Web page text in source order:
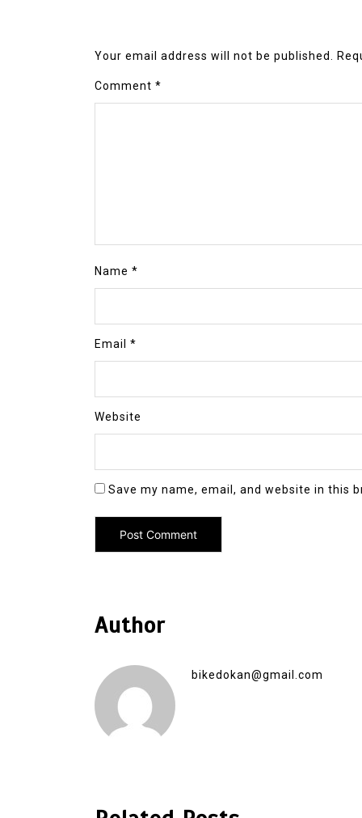
Your email address will not be published.
Comment *
Name *
Email *
Website
Save my name, email, and website in this
Author
bikedokan@gmail.com